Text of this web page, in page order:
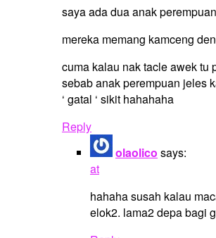
saya ada dua anak
mereka memang kamceng
cuma kalau nak tacle awek tu
sebab anak perempuan jeles
‘ gatal ‘ sikit hahahaha
Reply
olaolico says:
at
hahaha susah kalau
elok2. lama2 depa bagi